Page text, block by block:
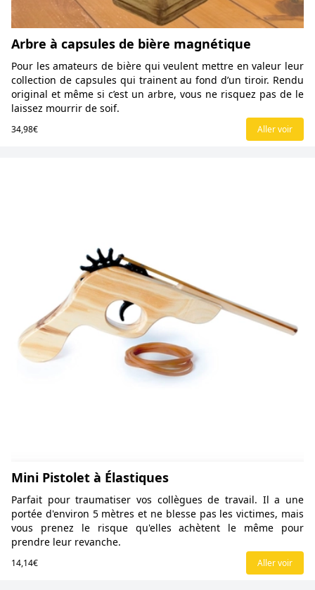
Arbre à capsules de bière magnétique
Pour les amateurs de bière qui veulent mettre en valeur leur
collection de capsules qui trainent au fond d’un tiroir. Rendu
original et même si c’est un arbre, vous ne risquez pas de le
laissez mourrir de soif.
34,98€ Aller voir
Mini Pistolet à Élastiques
Parfait pour traumatiser vos collègues de travail. Il a une
portée d'environ 5 mètres et ne blesse pas les victimes, mais
vous prenez le risque qu'elles achètent le même pour
prendre leur revanche.
14,14€ Aller voir